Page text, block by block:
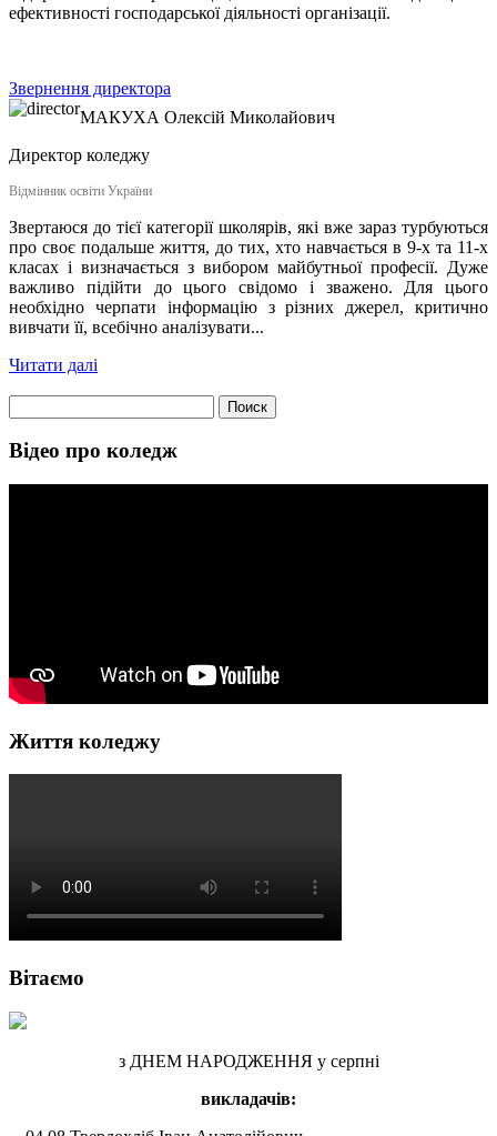
ефективності господарської діяльності організації.
Звернення директора
МАКУХА Олексій Миколайович
Директор коледжу
Відмінник освіти України
Звертаюся до тієї категорії школярів, які вже зараз турбуються
про своє подальше життя, до тих, хто навчається в 9-х та 11-х
класах і визначається з вибором майбутньої професії. Дуже
важливо підійти до цього свідомо і зважено. Для цього
необхідно черпати інформацію з різних джерел, критично
вивчати її, всебічно аналізувати...
Читати далі
Відео про коледж
Життя коледжу
Вітаємо
з ДНЕМ НАРОДЖЕННЯ у серпні
викладачів: